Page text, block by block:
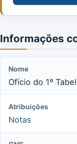
Informações
Nome
Ofício do 1º
Atribuições
Notas